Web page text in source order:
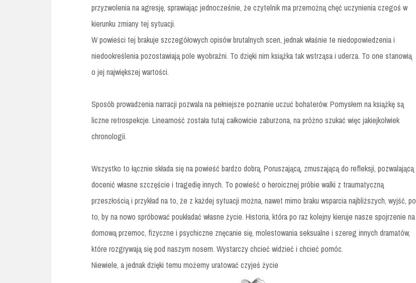
przyzwolenia na agresję, sprawiając jednocześnie, że czytelnik ma przemożną chęć uczynienia czegoś w
kierunku zmiany tej sytuacji.
W powieści tej brakuje szczegółowych opisów brutalnych scen, jednak właśnie te niedopowiedzenia i
niedookreślenia pozostawiają pole wyobraźni. To dzięki nim książka tak wstrząsa i uderza. To one stanowią
o jej największej wartości.
Sposób prowadzenia narracji pozwala na pełniejsze poznanie uczuć bohaterów. Pomysłem na książkę są
liczne retrospekcje. Linearność została tutaj całkowicie zaburzona, na próżno szukać więc jakiejkolwiek
chronologii.
Wszystko to łącznie składa się na powieść bardzo dobrą. Poruszającą, zmuszającą do refleksji, pozwalającą
docenić własne szczęście i tragedię innych. To powieść o heroicznej próbie walki z traumatyczną
przeszłością i przykład na to, że z każdej sytuacji można, nawet mimo braku wsparcia najbliższych, wyjść, po
to, by na nowo spróbować poukładać własne życie. Historia, która po raz kolejny kieruje nasze spojrzenie na
domową przemoc, fizyczne i psychiczne znęcanie się, molestowania seksualne i szereg innych dramatów,
które rozgrywają się pod naszym nosem. Wystarczy chcieć widzieć i chcieć pomóc.
Niewiele, a jednak dzięki temu możemy uratować czyjeś życie